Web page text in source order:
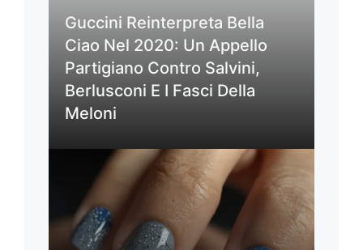
Guccini Reinterpreta Bella
Ciao Nel 2020: Un Appello
Partigiano Contro Salvini,
Berlusconi E I Fasci Della
Meloni